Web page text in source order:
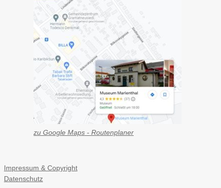
zu Google Maps - Routenplaner
Impressum & Copyright
Datenschutz